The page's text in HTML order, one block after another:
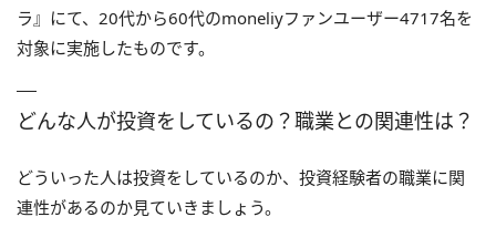
ラ』にて、20代から60代のmoneliyファンユーザー4717名を
対象に実施したものです。
どんな人が投資をしているの？職業との関連性は？
どういった人は投資をしているのか、投資経験者の職業に関
連性があるのか見ていきましょう。